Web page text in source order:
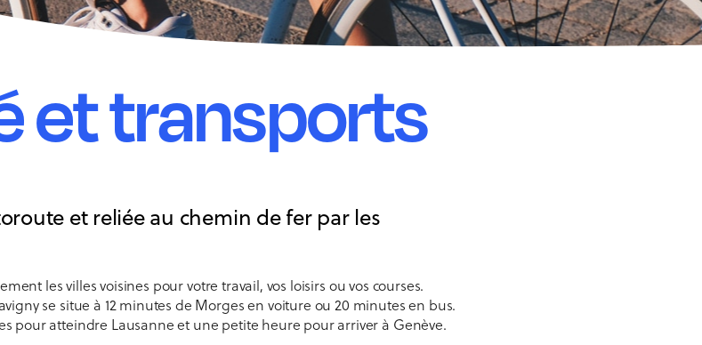
et transports
et reliée au chemin de fer par les
les villes voisines pour votre travail, vos loisirs ou vos courses.
se situe à 12 minutes de Morges en voiture ou 20 minutes en bus.
pour atteindre Lausanne et une petite heure pour arriver à Genève.